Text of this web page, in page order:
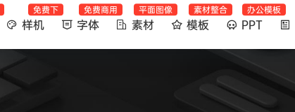
样机
免费下
字体
免费商用
素材
平面图像
模板
素材整合
PPT
办公模板